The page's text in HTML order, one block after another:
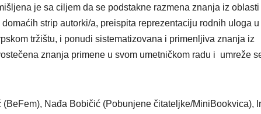
je sa ciljem da se podstakne razmena znanja iz oblasti
strip autorki/a, preispita reprezentaciju rodnih uloga u
tržištu, i ponudi sistematizovana i primenljiva znanja iz
znanja primene u svom umetničkom radu i umreže
Nađa Bobičić (Pobunjene čitateljke/MiniBookvica),
MOL